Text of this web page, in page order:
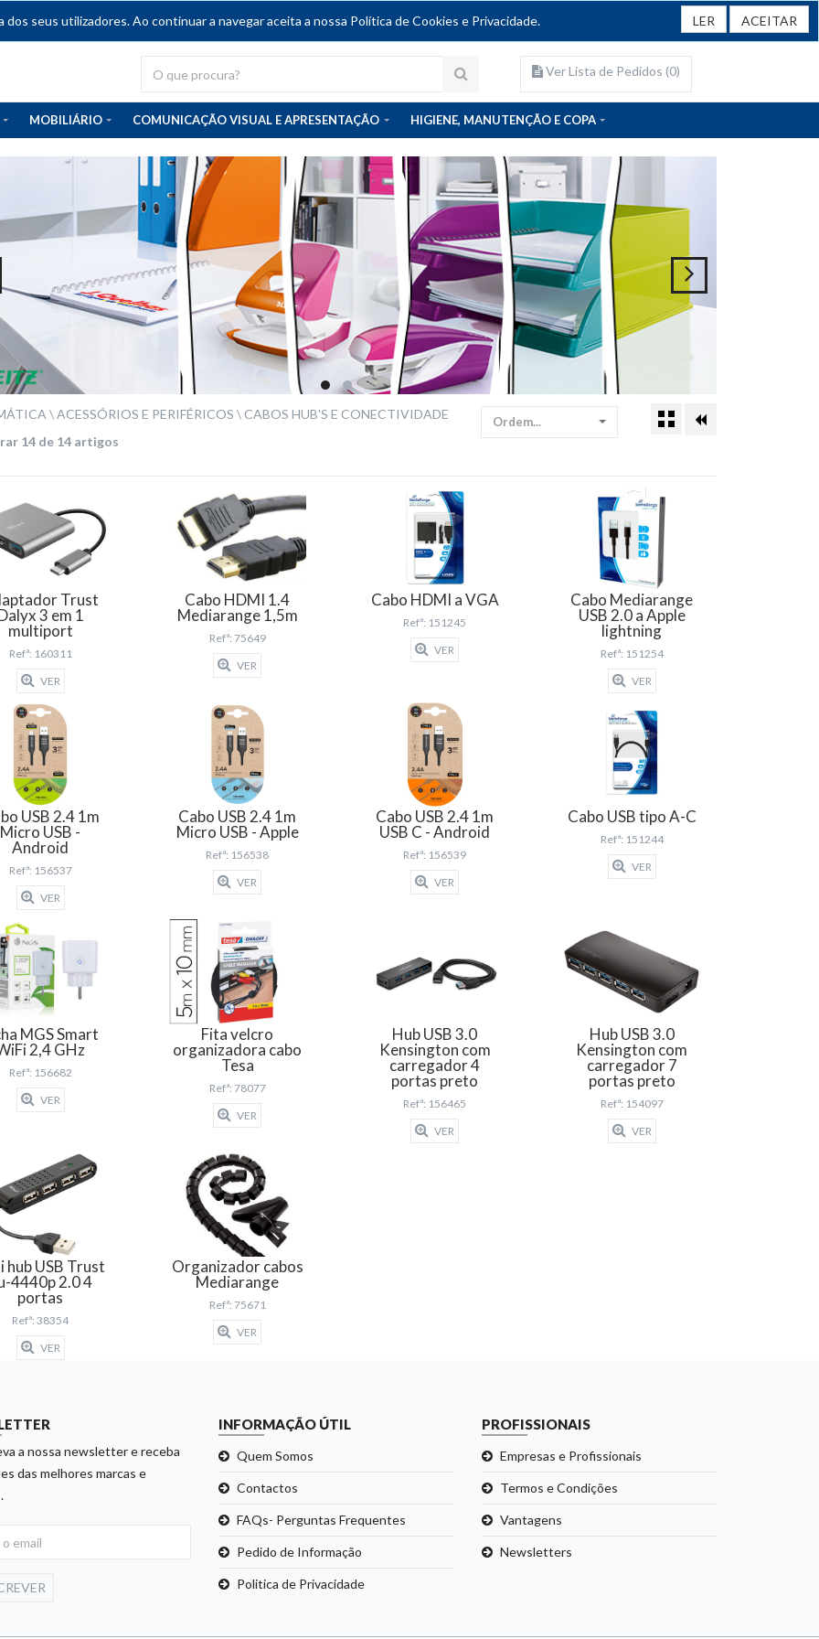
seus utilizadores. Ao continuar a navegar aceita a nossa Política de Cookies e Privacidade. LER ACEITAR
Ver Lista de Pedidos (0)
MOBILIÁRIO COMUNICAÇÃO VISUAL E APRESENTAÇÃO HIGIENE, MANUTENÇÃO E COPA
ACESSÓRIOS E PERIFÉRICOS
CABOS HUB'S E CONECTIVIDADE
14 de 14 artigos
Ordem...
Trust
3 em 1
multiport
Refª: 160311
VER
Cabo HDMI 1.4
Mediarange 1,5m
Refª: 75649
VER
Cabo HDMI a VGA
Refª: 151245
VER
Cabo Mediarange
USB 2.0 a Apple
lightning
Refª: 151254
VER
USB 2.4 1m
Micro USB -
Android
Refª: 156537
VER
Cabo USB 2.4 1m
Micro USB - Apple
Refª: 156538
VER
Cabo USB 2.4 1m
USB C - Android
Refª: 156539
VER
Cabo USB tipo A-C
Refª: 151244
VER
MGS Smart
2,4 GHz
Refª: 156682
VER
Fita velcro
organizadora cabo
Tesa
Refª: 78077
VER
Hub USB 3.0
Kensington com
carregador 4
portas preto
Refª: 156465
VER
Hub USB 3.0
Kensington com
carregador 7
portas preto
Refª: 154097
VER
hub USB Trust
4440p 2.0 4
portas
Refª: 38354
VER
Organizador cabos
Mediarange
Refª: 75671
VER
a nossa newsletter e receba
das melhores marcas e
INFORMAÇÃO ÚTIL
Quem Somos
Contactos
FAQs- Perguntas Frequentes
Pedido de Informação
Politica de Privacidade
PROFISSIONAIS
Empresas e Profissionais
Termos e Condições
Vantagens
Newsletters